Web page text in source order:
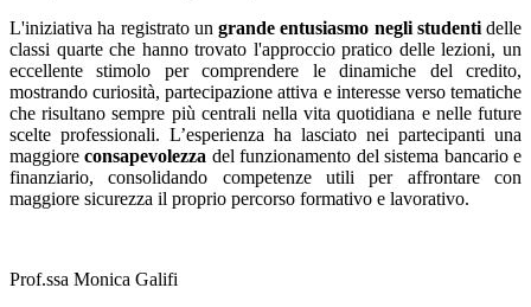
L'iniziativa ha registrato un grande entusiasmo negli studentidelle
classi quarte che hanno trovato l'approccio pratico delle lezioni, un
eccellente stimolo per comprendere le dinamiche del credito,
mostrando curiosità, partecipazione attiva e interesse verso tematiche
che risultano sempre più centrali nella vita quotidiana e nelle future
scelte professionali. L’esperienza ha lasciato nei partecipanti una
maggioreconsapevolezza del funzionamento del sistema bancario e
finanziario, consolidando competenze utili per affrontare con
maggiore sicurezza il proprio percorso formativo e lavorativo.
Prof.ssa Monica Galifi